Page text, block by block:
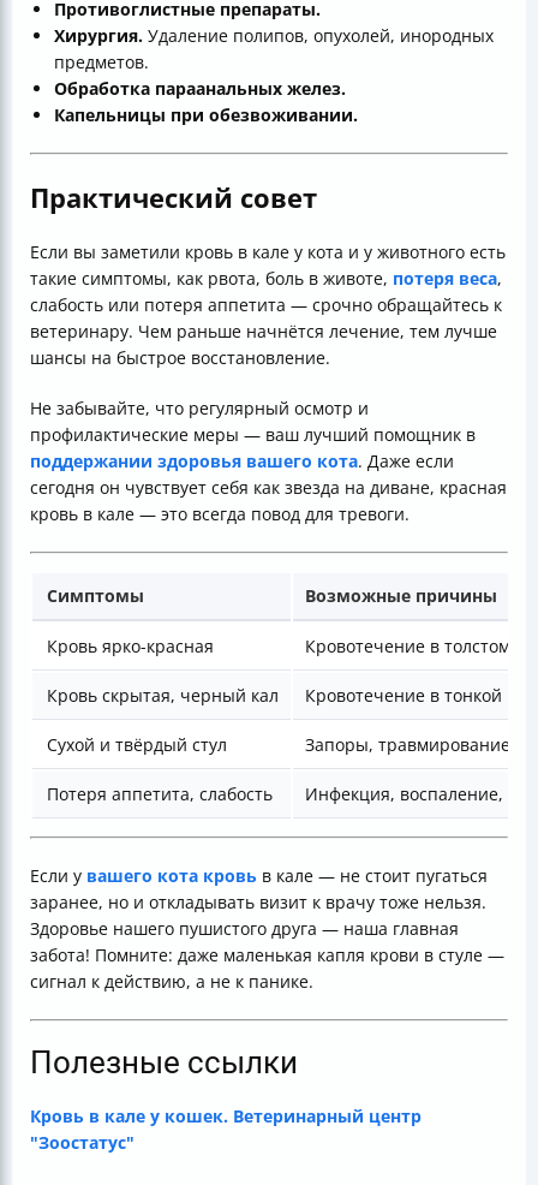
Противоглистные препараты.
Хирургия. Удаление полипов, опухолей, инородных
предметов.
Обработка параанальных желез.
Капельницы при обезвоживании.
Практический совет
Если вы заметили кровь в кале у кота и у животного есть
такие симптомы, как рвота, боль в животе, потеря веса,
слабость или потеря аппетита — срочно обращайтесь к
ветеринару. Чем раньше начнётся лечение, тем лучше
шансы на быстрое восстановление.
Не забывайте, что регулярный осмотр и
профилактические меры — ваш лучший помощник в
поддержании здоровья вашего кота. Даже если
сегодня он чувствует себя как звезда на диване, красная
кровь в кале — это всегда повод для тревоги.
Симптомы Возможные причины
Кровь ярко-красная Кровотечение в толстом
Кровь скрытая, черный кал Кровотечение в тонкой
Сухой и твёрдый стул Запоры, травмирование
Потеря аппетита, слабость Инфекция, воспаление,
Если у вашего кота кровь в кале — не стоит пугаться
заранее, но и откладывать визит к врачу тоже нельзя.
Здоровье нашего пушистого друга — наша главная
забота! Помните: даже маленькая капля крови в стуле —
сигнал к действию, а не к панике.
Полезные ссылки
Кровь в кале у кошек. Ветеринарный центр
"Зоостатус"